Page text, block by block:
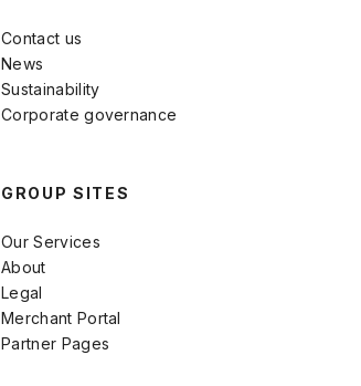
Contact us
News
Sustainability
Corporate governance
GROUP SITES
Our Services
About
Legal
Merchant Portal
Partner Pages